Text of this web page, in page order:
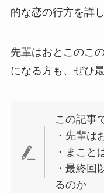
的な恋の行方を詳
先輩はおとこのこ
になる方も、ぜひ
この記事
・先輩は
・まこと
・最終回
るのか